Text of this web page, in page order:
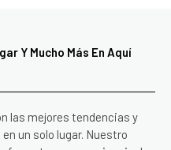
Y Mucho Más En Aquí
las mejores tendencias y
en un solo lugar. Nuestro